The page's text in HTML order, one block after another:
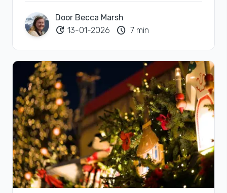
Door Becca Marsh
update 13-01-2026 schedule 7 min